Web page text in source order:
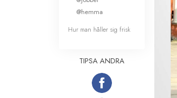
@hemma
Hur man håller sig frisk
TIPSA ANDRA